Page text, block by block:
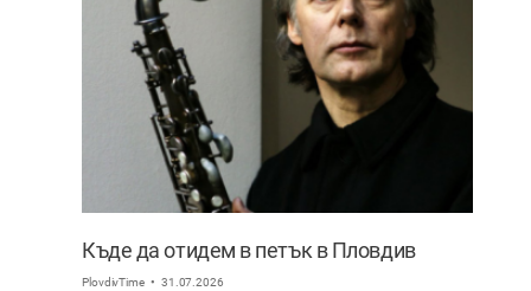
Къде да отидем в петък в Пловдив
PlovdivTime 31.07.2026